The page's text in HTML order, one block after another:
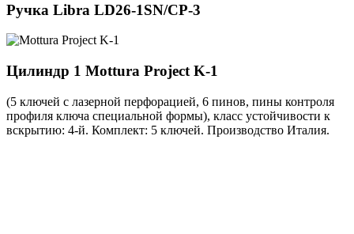
Ручка Libra LD26-1SN/CP-3
Цилиндр 1 Mottura Project K-1
(5 ключей с лазерной перфорацией, 6 пинов, пины контроля
профиля ключа специальной формы), класс устойчивости к
вскрытию: 4-й. Комплект: 5 ключей. Производство Италия.